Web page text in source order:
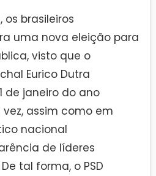
os brasileiros
uma nova eleição para
visto que o
Eurico Dutra
de janeiro do ano
assim como em
nacional
de líderes
tal forma, o PSD